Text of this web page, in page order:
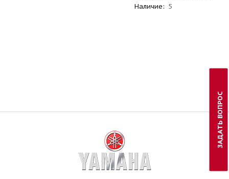
Наличие: 5
ЗАДАТЬ ВОПРОС